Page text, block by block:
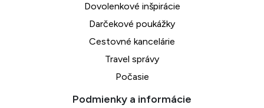
Dovolenkové inšpirácie
Darčekové poukážky
Cestovné kancelárie
Travel správy
Počasie